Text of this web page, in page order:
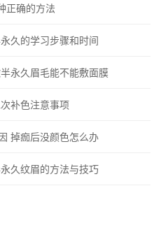
正确的方法
久的学习步骤和时间
永久眉毛能不能敷面膜
补色注意事项
掉痂后没颜色怎么办
久纹眉的方法与技巧